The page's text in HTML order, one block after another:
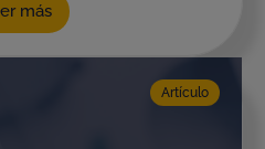
más
Artículo